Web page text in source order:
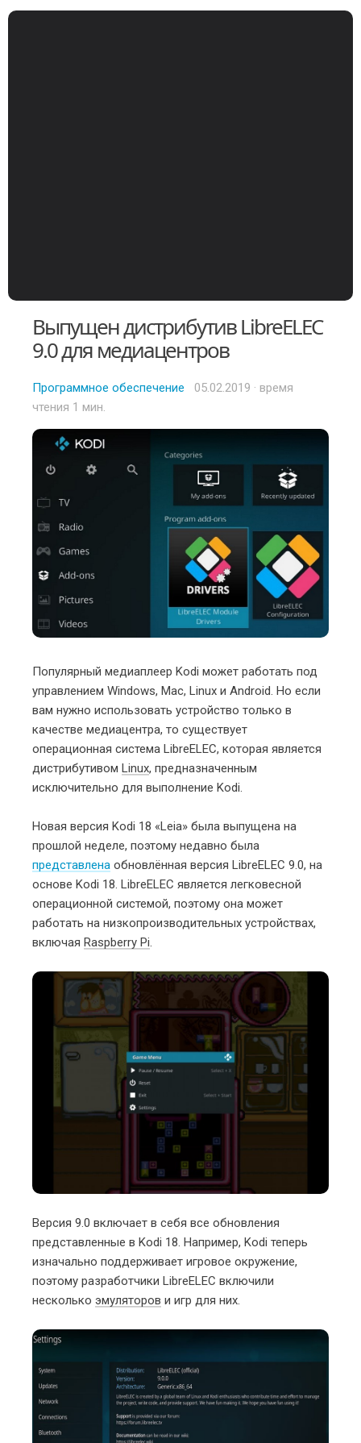
Выпущен дистрибутив LibreELEC
9.0 для медиацентров
Программное обеспечение
Posted
05.02.2019 · время
чтения 1 мин.
Популярный медиаплеер Kodi может работать под
управлением Windows, Mac, Linux и Android. Но если
вам нужно использовать устройство только в
качестве медиацентра, то существует
операционная система LibreELEC, которая является
дистрибутивом Linux, предназначенным
исключительно для выполнение Kodi.
Новая версия Kodi 18 «Leia» была выпущена на
прошлой неделе, поэтому недавно была
представлена обновлённая версия LibreELEC 9.0, на
основе Kodi 18. LibreELEC является легковесной
операционной системой, поэтому она может
работать на низкопроизводительных устройствах,
включая Raspberry Pi.
Версия 9.0 включает в себя все обновления
представленные в Kodi 18. Например, Kodi теперь
изначально поддерживает игровое окружение,
поэтому разработчики LibreELEC включили
несколько эмуляторов и игр для них.